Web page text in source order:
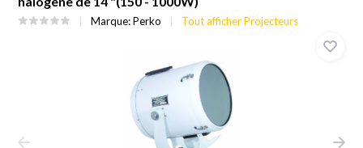
Marque:Perko Tout afficher Projecteurs